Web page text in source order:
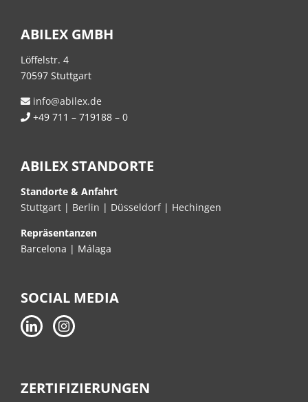
ABILEX GMBH
Löffelstr. 4
70597 Stuttgart
info@abilex.de
+49 711 – 719188 – 0
ABILEX STANDORTE
Standorte & Anfahrt
Stuttgart | Berlin | Düsseldorf | Hechingen
Repräsentanzen
Barcelona | Málaga
SOCIAL MEDIA
ZERTIFIZIERUNGEN